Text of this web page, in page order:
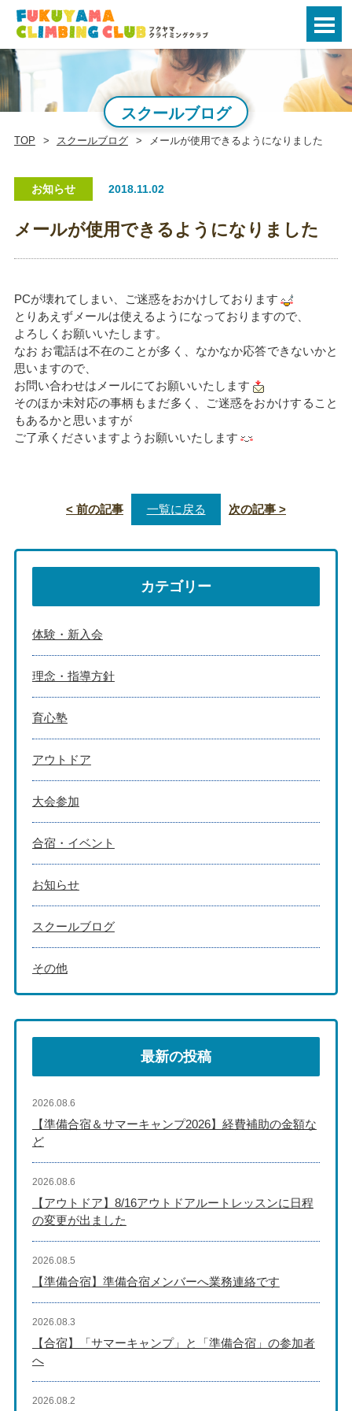
スクールブログ
TOP スクールブログ メールが使用できるようになりました
お知らせ 2018.11.02
メールが使用できるようになりました
PCが壊れてしまい、ご迷惑をおかけしております
とりあえずメールは使えるようになっておりますので、
よろしくお願いいたします。
なお お電話は不在のことが多く、なかなか応答できないかと
思いますので、
お問い合わせはメールにてお願いいたします
そのほか未対応の事柄もまだ多く、ご迷惑をおかけすること
もあるかと思いますが
ご了承くださいますようお願いいたします
< 前の記事 一覧に戻る 次の記事 >
カテゴリー
体験・新入会
理念・指導方針
育心塾
アウトドア
大会参加
合宿・イベント
お知らせ
スクールブログ
その他
最新の投稿
【準備合宿＆サマーキャンプ2026】経費補助の金額な
ど
2026.08.6
【アウトドア】8/16アウトドアルートレッスンに日程
の変更が出ました
2026.08.6
【準備合宿】準備合宿メンバーへ業務連絡です
2026.08.5
【合宿】「サマーキャンプ」と「準備合宿」の参加者
へ
2026.08.3
2026.08.2